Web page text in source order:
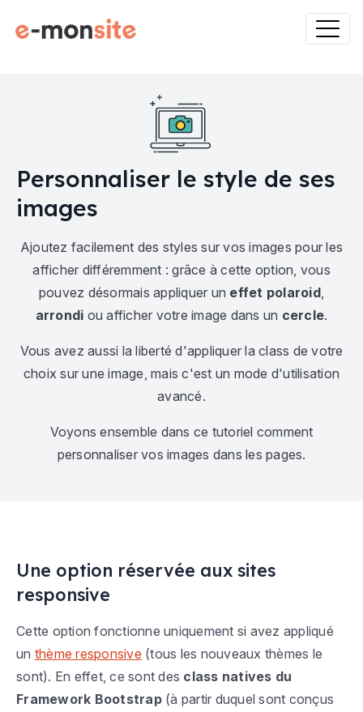
Personnaliser le style de ses
images
Ajoutez facilement des styles sur vos images pour les
afficher différemment : grâce à cette option, vous
pouvez désormais appliquer un effet polaroid,
arrondi ou afficher votre image dans un cercle.
Vous avez aussi la liberté d'appliquer la class de votre
choix sur une image, mais c'est un mode d'utilisation
avancé.
Voyons ensemble dans ce tutoriel comment
personnaliser vos images dans les pages.
Une option réservée aux sites
responsive
Cette option fonctionne uniquement si avez appliqué
un thème responsive (tous les nouveaux thèmes le
sont). En effet, ce sont des class natives du
Framework Bootstrap(à partir duquel sont conçus